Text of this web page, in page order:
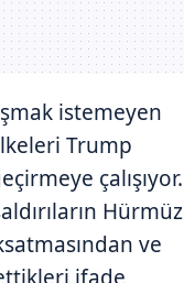
istemeyen
Trump
çalışıyor.
Hürmüz
ve
ifade